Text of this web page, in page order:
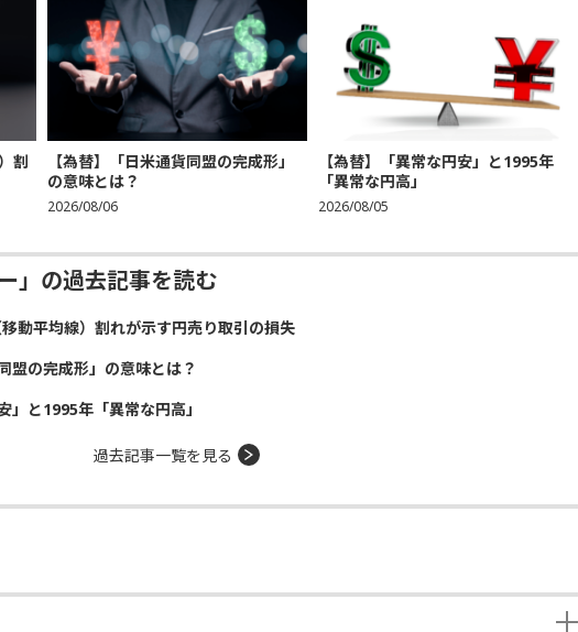
割
【為替】「日米通貨同盟の完成形」
の意味とは？
2026/08/06
【為替】「異常な円安」と1995年
「異常な円高」
2026/08/05
」の過去記事を読む
移動平均線）割れが示す円売り取引の損失
盟の完成形」の意味とは？
」と1995年「異常な円高」
過去記事一覧を見る